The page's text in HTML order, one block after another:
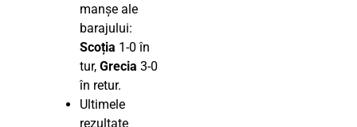
manșe ale
barajului:
Scoția 1-0 în
tur, Grecia 3-0
în retur.
Ultimele
rezultate